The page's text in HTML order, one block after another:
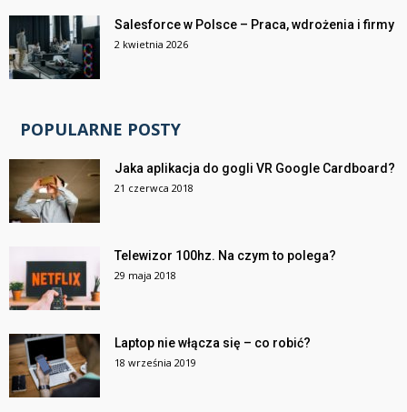
Salesforce w Polsce – Praca, wdrożenia i firmy
2 kwietnia 2026
POPULARNE POSTY
Jaka aplikacja do gogli VR Google Cardboard?
21 czerwca 2018
Telewizor 100hz. Na czym to polega?
29 maja 2018
Laptop nie włącza się – co robić?
18 września 2019